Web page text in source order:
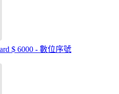
$ 6000 - 數位序號